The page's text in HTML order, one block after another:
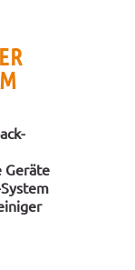
Geräte